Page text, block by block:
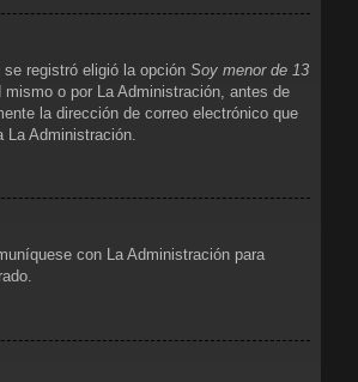
registró eligió la opción Soy menor de 13
o por La Administración, antes de
la dirección de correo electrónico que
Administración.
con La Administración para